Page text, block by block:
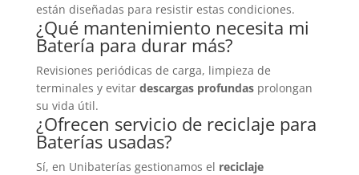
están diseñadas para resistir estas condiciones.
¿Qué mantenimiento necesita mi
Batería para durar más?
Revisiones periódicas de carga, limpieza de
terminales y evitar descargas profundasprolongan
su vida útil.
¿Ofrecen servicio de reciclaje para
Bateríasusadas?
Sí, en Unibaterías gestionamos el reciclaje